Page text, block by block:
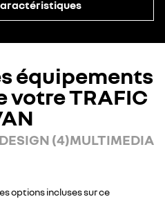
équipements
votre TRAFIC
DESIGN (4)MULTIMEDIA
options incluses sur ce